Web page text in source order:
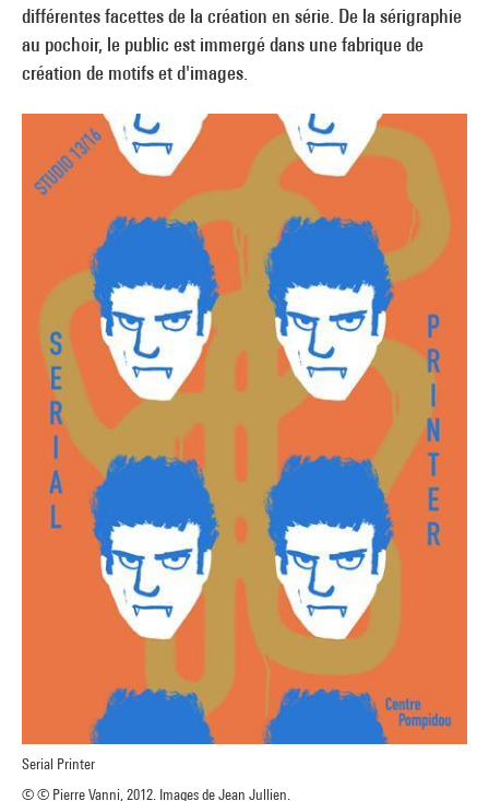
différentes facettes de la création en série. De la sérigraphie
au pochoir, le public est immergé dans une fabrique de
création de motifs et d'images.
Serial Printer
© © Pierre Vanni, 2012. Images de Jean Jullien.